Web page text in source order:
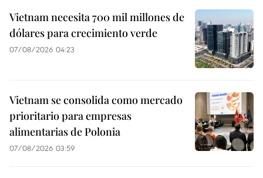
Vietnam necesita 700 mil millones de
dólares para crecimiento verde
07/08/2026 04:23
Vietnam se consolida como mercado
prioritario para empresas
alimentarias de Polonia
07/08/2026 03:59